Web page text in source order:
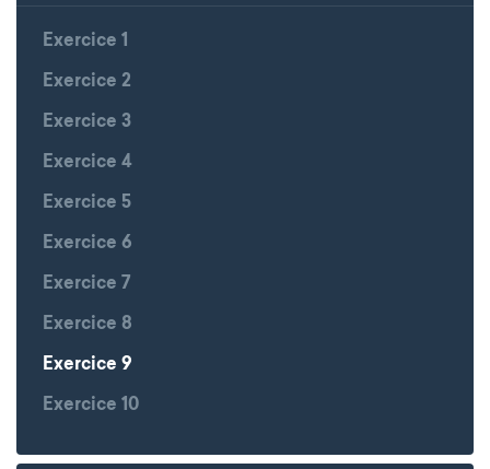
Exercice 1
Exercice 2
Exercice 3
Exercice 4
Exercice 5
Exercice 6
Exercice 7
Exercice 8
Exercice 9
Exercice 10